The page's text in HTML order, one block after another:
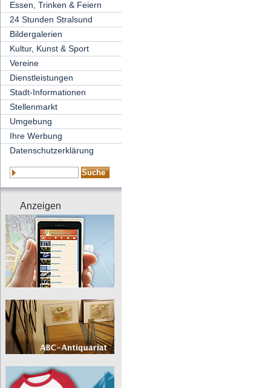
Essen, Trinken & Feiern
24 Stunden Stralsund
Bildergalerien
Kultur, Kunst & Sport
Vereine
Dienstleistungen
Stadt-Informationen
Stellenmarkt
Umgebung
Ihre Werbung
Datenschutzerklärung
Anzeigen